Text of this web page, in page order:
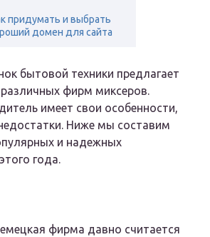
придумать и выбрать
домен для сайта
бытовой техники предлагает
фирм миксеров.
имеет свои особенности,
Ниже мы составим
и надежных
года.
фирма давно считается